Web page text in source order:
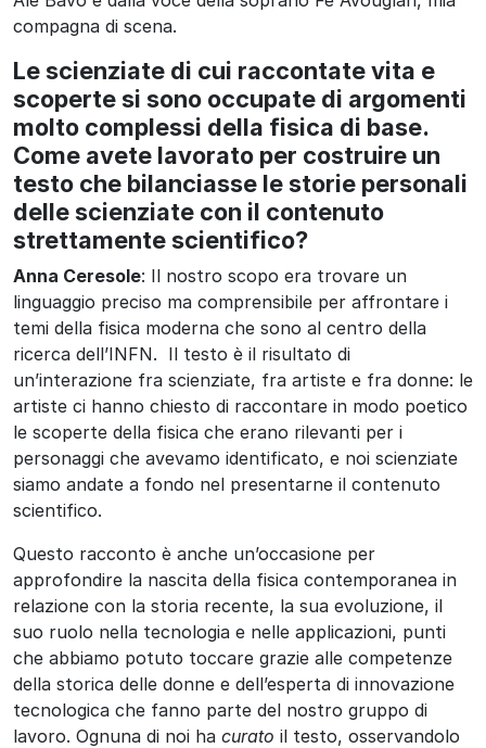
compagna di scena.
Le scienziate di cui raccontate vita e
scoperte si sono occupate di argomenti
molto complessi della fisica di base.
Come avete lavorato per costruire un
testo che bilanciasse le storie personali
delle scienziate con il contenuto
strettamente scientifico?
Anna Ceresole: Il nostro scopo era trovare un
linguaggio preciso ma comprensibile per affrontare i
temi della fisica moderna che sono al centro della
ricerca dell’INFN. Il testo è il risultato di
un’interazione fra scienziate, fra artiste e fra donne: le
artiste ci hanno chiesto di raccontare in modo poetico
le scoperte della fisica che erano rilevanti per i
personaggi che avevamo identificato, e noi scienziate
siamo andate a fondo nel presentarne il contenuto
scientifico.
Questo racconto è anche un’occasione per
approfondire la nascita della fisica contemporanea in
relazione con la storia recente, la sua evoluzione, il
suo ruolo nella tecnologia e nelle applicazioni, punti
che abbiamo potuto toccare grazie alle competenze
della storica delle donne e dell’esperta di innovazione
tecnologica che fanno parte del nostro gruppo di
lavoro. Ognuna di noi ha curato il testo, osservandolo